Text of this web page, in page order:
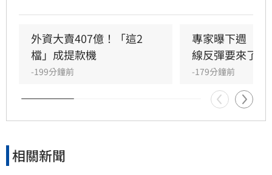
冠，包含野村、中信等多檔ETF亦繳出雙位數報
酬。法人指出，近期市場波動劇烈，高息型ETF
受惠於金融族群資金輪動，表現穩健；而主動式
台股ETF在市場修正後的反彈表現，更成為檢視
經理人選股策略與投資組合韌性的關鍵指標。投
資人可持續關注具備進可攻、退可守特性的優質
追求長期穩健收益。
外資大賣407億！「這2
檔」成提款機
-199分鐘前
專家曝下週「
線反彈要來了
-179分鐘前
相關新聞